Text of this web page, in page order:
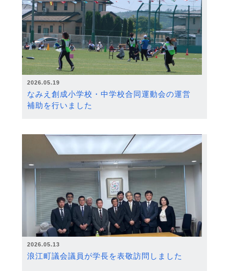
2026.05.19
なみえ創成小学校・中学校合同運動会の運営
補助を行いました
2026.05.13
浪江町議会議員が学長を表敬訪問しました